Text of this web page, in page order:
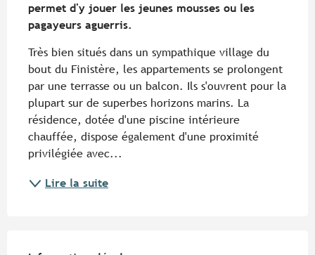
permet d'y jouer les jeunes mousses ou les
pagayeurs aguerris.
Très bien situés dans un sympathique village du
bout du Finistère, les appartements se prolongent
par une terrasse ou un balcon. Ils s'ouvrent pour la
plupart sur de superbes horizons marins. La
résidence, dotée d'une piscine intérieure
chauffée, dispose également d'une proximité
privilégiée avec...
Lire la suite